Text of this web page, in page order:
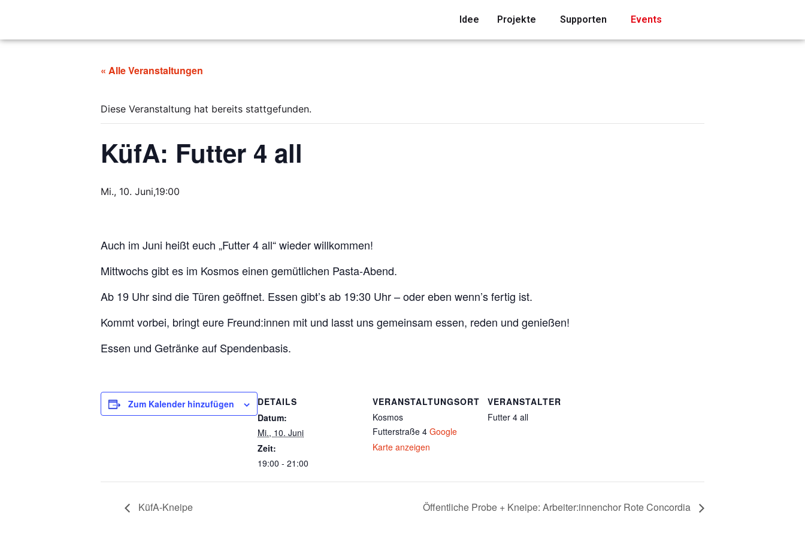
Idee Projekte Supporten Events
« Alle Veranstaltungen
Diese Veranstaltung hat bereits stattgefunden.
KüfA: Futter 4 all
Mi., 10. Juni,19:00
Auch im Juni heißt euch „Futter 4 all“ wieder willkommen!
Mittwochs gibt es im Kosmos einen gemütlichen Pasta-Abend.
Ab 19 Uhr sind die Türen geöffnet. Essen gibt’s ab 19:30 Uhr – oder eben wenn’s fertig ist.
Kommt vorbei, bringt eure Freund:innen mit und lasst uns gemeinsam essen, reden und genießen!
Essen und Getränke auf Spendenbasis.
Zum Kalender hinzufügen
DETAILS
Datum:
Mi., 10. Juni
Zeit:
19:00 - 21:00
VERANSTALTUNGSORT
Kosmos
Futterstraße 4 Google
Karte anzeigen
VERANSTALTER
Futter 4 all
KüfA-Kneipe Öffentliche Probe + Kneipe: Arbeiter:innenchor Rote Concordia